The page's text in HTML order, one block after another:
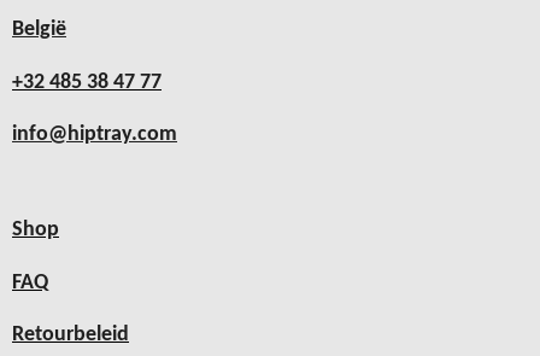
België
+32 485 38 47 77
info@hiptray.com
Shop
FAQ
Retourbeleid